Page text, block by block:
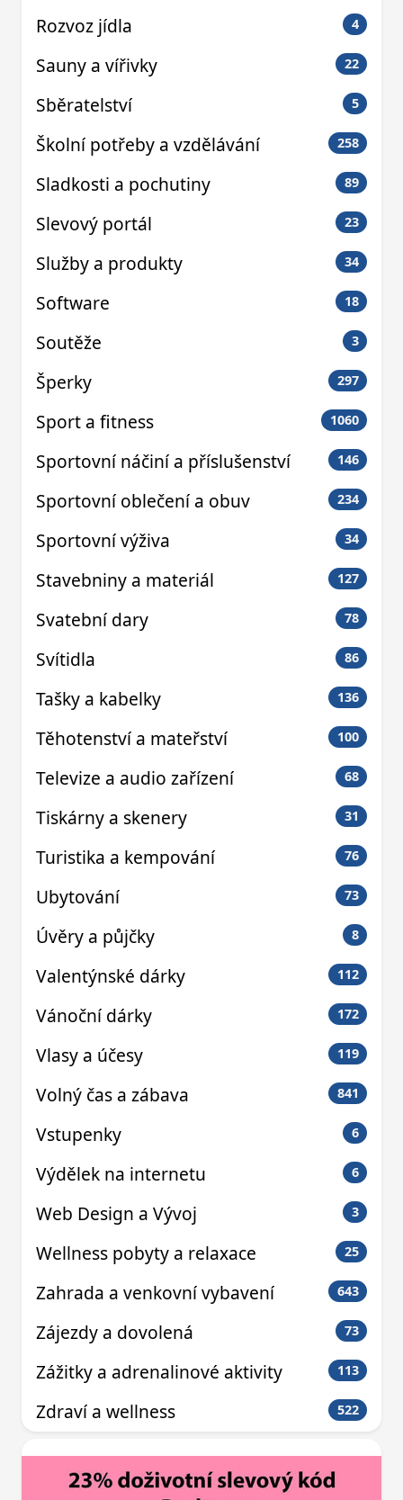
Rozvoz jídla 4
Sauny a vířivky 22
Sběratelství 5
Školní potřeby a vzdělávání 258
Sladkosti a pochutiny 89
Slevový portál 23
Služby a produkty 34
Software 18
Soutěže 3
Šperky 297
Sport a fitness 1060
Sportovní náčiní a příslušenství 146
Sportovní oblečení a obuv 234
Sportovní výživa 34
Stavebniny a materiál 127
Svatební dary 78
Svítidla 86
Tašky a kabelky 136
Těhotenství a mateřství 100
Televize a audio zařízení 68
Tiskárny a skenery 31
Turistika a kempování 76
Ubytování 73
Úvěry a půjčky 8
Valentýnské dárky 112
Vánoční dárky 172
Vlasy a účesy 119
Volný čas a zábava 841
Vstupenky 6
Výdělek na internetu 6
Web Design a Vývoj 3
Wellness pobyty a relaxace 25
Zahrada a venkovní vybavení 643
Zájezdy a dovolená 73
Zážitky a adrenalinové aktivity 113
Zdraví a wellness 522